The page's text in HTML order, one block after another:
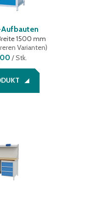
1500 mm
Varianten)
/ Stk.